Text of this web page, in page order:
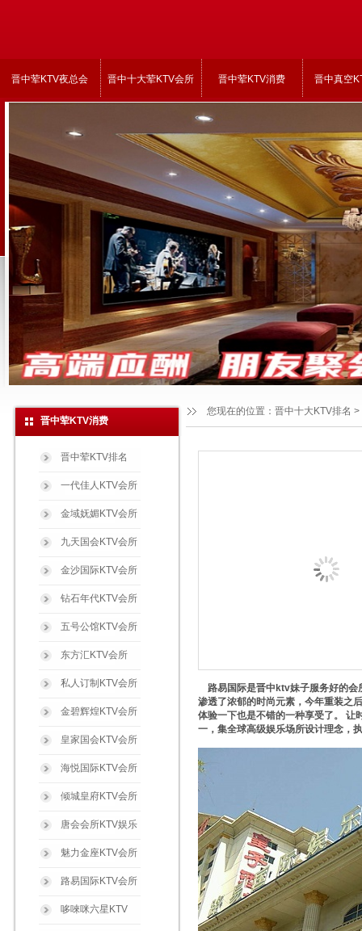
晋中荤KTV夜总会 晋中十大荤KTV会所 晋中荤KTV消费 晋中真空
晋中荤KTV消费
晋中荤KTV排名
一代佳人KTV会所
金域妩媚KTV会所
九天国会KTV会所
金沙国际KTV会所
钻石年代KTV会所
五号公馆KTV会所
东方汇KTV会所
私人订制KTV会所
金碧辉煌KTV会所
皇家国会KTV会所
海悦国际KTV会所
倾城皇府KTV会所
唐会会所KTV娱乐
魅力金座KTV会所
路易国际KTV会所
哆唻咪六星KTV
您现在的位置： 晋中十大KTV排名 >
路易国际是晋中ktv妹子服务好的会
渗透了浓郁的时尚元素，今年重装之
体验一下也是不错的一种享受了。 让
一，集全球高级娱乐场所设计理念，